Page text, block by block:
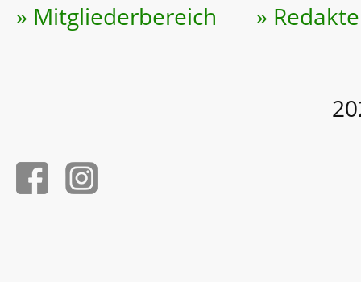
» Mitgliederbereich »